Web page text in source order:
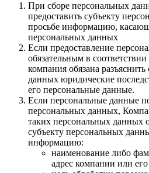
При сборе персональных
предоставить субъекту
просьбе информацию,
персональных данных
Если предоставление
обязательным в
компания обязана
данных юридические
его персональные данные.
Если персональные данные
персональных данных,
таких персональных данных
субъекту персональных
информацию:
наименование либо
адрес компании или его